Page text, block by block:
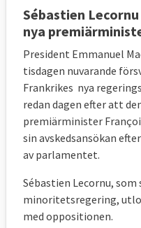
Sébastien
nya
President Emmanuel
tisdagen nuvarande
Frankrikes nya
redan dagen efter att
premiärminister
sin avskedsansökan
av parlamentet.
Sébastien Lecornu, som
minoritetsregering,
med oppositionen.